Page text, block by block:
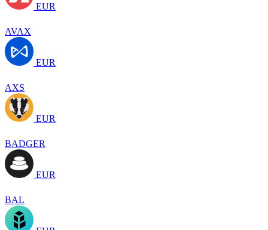
EUR
AVAX
EUR
AXS
EUR
BADGER
EUR
BAL